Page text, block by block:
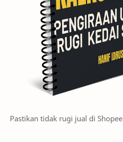
Pastikan tidak rugi jual di Shopee